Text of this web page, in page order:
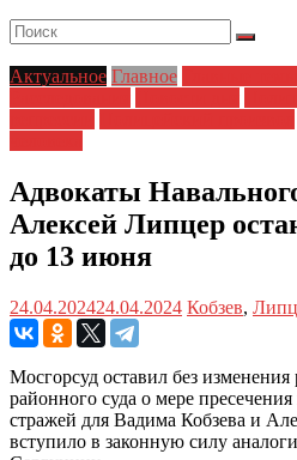
Актуальное Главное
Адвокаты
Алексей Липцер
до 13 июня
24.04.202424.04.2024 Кобзев,
Мосгорсуд оставил без
районного суда о мере
стражей для Вадима Кобзева и
вступило в законную силу